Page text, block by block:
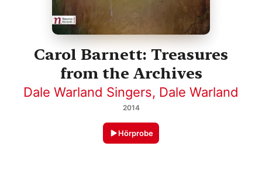
Carol Barnett: Treasures
from the Archives
Dale Warland Singers, Dale Warland
2014
Hörprobe